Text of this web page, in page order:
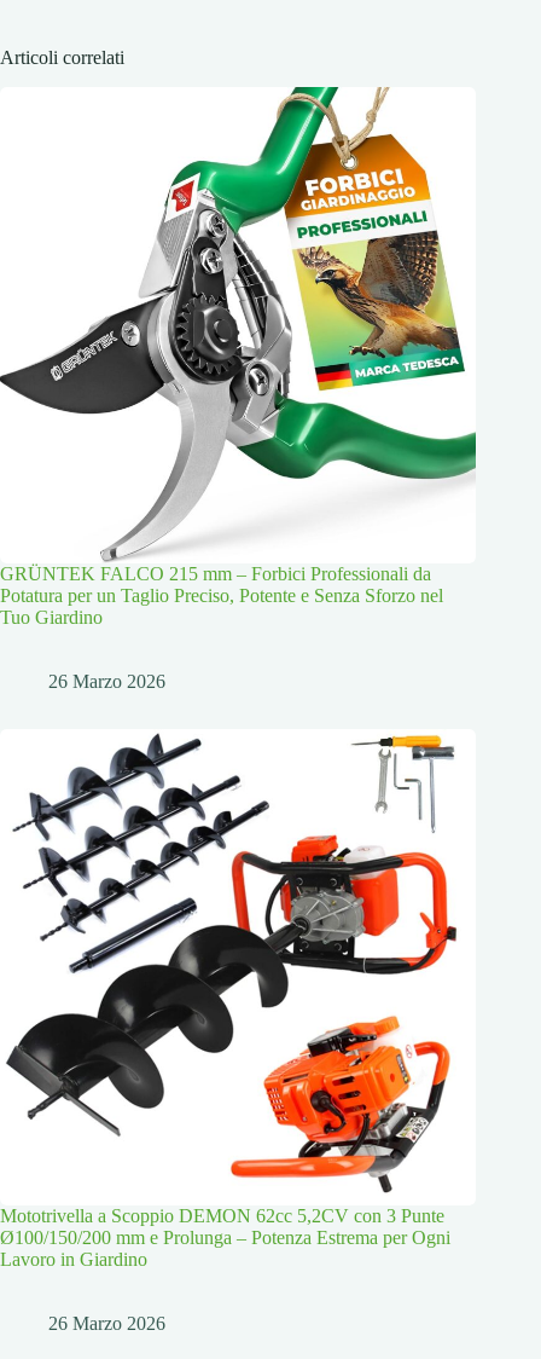
Articoli correlati
GRÜNTEK FALCO 215 mm – Forbici Professionali da
Potatura per un Taglio Preciso, Potente e Senza Sforzo nel
Tuo Giardino
26 Marzo 2026
Mototrivella a Scoppio DEMON 62cc 5,2CV con 3 Punte
Ø100/150/200 mm e Prolunga – Potenza Estrema per Ogni
Lavoro in Giardino
26 Marzo 2026